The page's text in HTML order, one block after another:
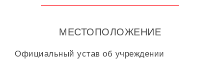
МЕСТОПОЛОЖЕНИЕ
Официальный устав об учреждении